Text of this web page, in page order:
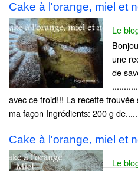
Cake à l'orange, miel et
Le
une
de
avec ce froid!!! La recette
ma façon Ingrédients: 200 g
Cake à l'orange, miel et
Le